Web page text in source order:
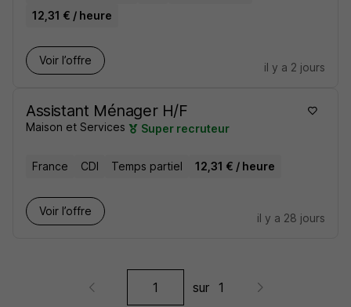
12,31 € / heure
Voir l’offre
il y a 2 jours
Assistant Ménager H/F
Maison et Services Super recruteur
France CDI Temps partiel 12,31 € / heure
Voir l’offre
il y a 28 jours
sur 1